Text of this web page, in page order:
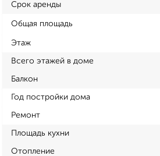
Срок аренды
Общая площадь
Этаж
Всего этажей в доме
Балкон
Год постройки дома
Ремонт
Площадь кухни
Отопление